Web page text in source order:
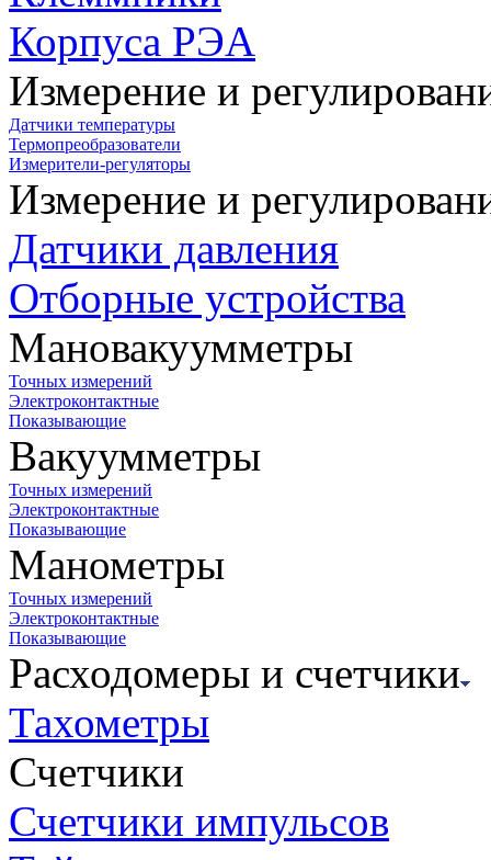
Корпуса РЭА
Измерение и
Датчики температуры
Термопреобразователи
Измерители-регуляторы
Измерение и
Датчики давления
Отборные устройства
Мановакуумметры
Точных измерений
Электроконтактные
Показывающие
Вакуумметры
Точных измерений
Электроконтактные
Показывающие
Манометры
Точных измерений
Электроконтактные
Показывающие
Расходомеры и счетчики
Тахометры
Счетчики
Счетчики импульсов